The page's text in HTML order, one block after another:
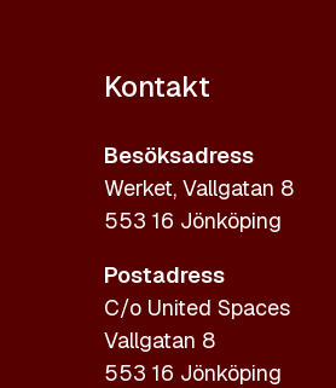
Kontakt
Besöksadress
Werket, Vallgatan 8
553 16 Jönköping
Postadress
C/o United Spaces
Vallgatan 8
553 16 Jönköping